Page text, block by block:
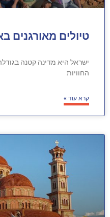
טיולים מאורגנים
ישראל היא מדינה קטנה
החוויות
קרא עוד »